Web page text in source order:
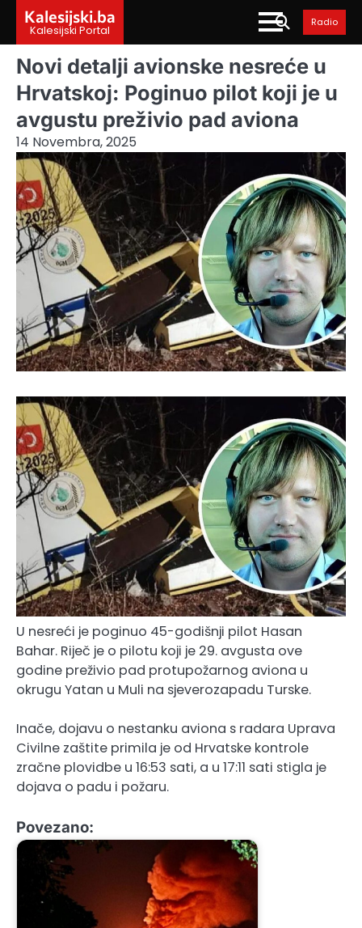
content
Kalesijski.ba
Kalesijski Portal
Radio
Novi detalji avionske nesreće u
Hrvatskoj: Poginuo pilot koji je u
avgustu preživio pad aviona
14 Novembra, 2025
U nesreći je poginuo 45-godišnji pilot Hasan
Bahar. Riječ je o pilotu koji je 29. avgusta ove
godine preživio pad protupožarnog aviona u
okrugu Yatan u Muli na sjeverozapadu Turske.
Inače, dojavu o nestanku aviona s radara Uprava
Civilne zaštite primila je od Hrvatske kontrole
zračne plovidbe u 16:53 sati, a u 17:11 sati stigla je
dojava o padu i požaru.
Povezano: